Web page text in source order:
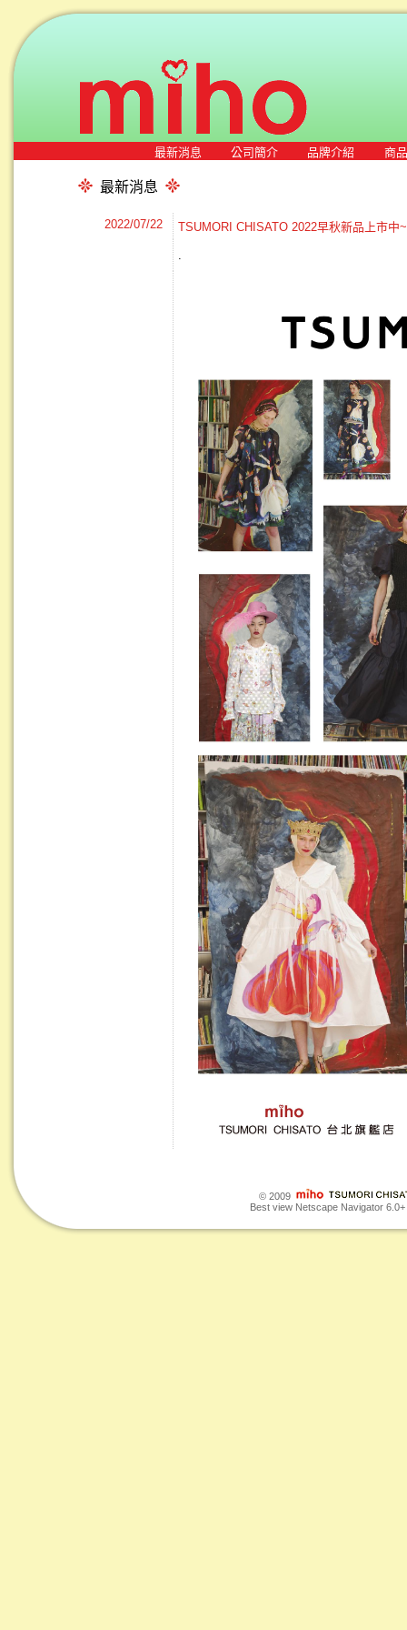
最新消息 公司簡介 品牌介紹 商
最新消息
2022/07/22 TSUMORI CHISATO 2022早秋新品上市
.
© 2009
Best view Netscape Navigator